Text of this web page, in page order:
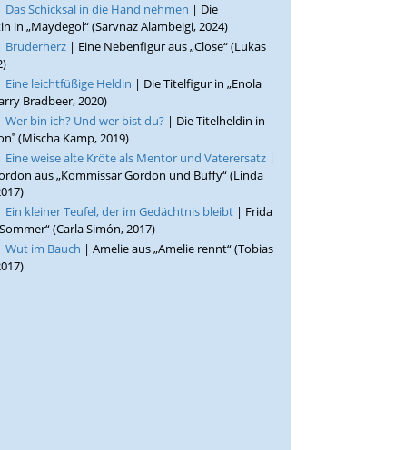
Das Schicksal in die Hand nehmen | Die
in „Maydegol“ (Sarvnaz Alambeigi, 2024)
Bruderherz | Eine Nebenfigur aus „Close“ (Lukas
Eine leichtfüßige Heldin | Die Titelfigur in „Enola
Bradbeer, 2020)
|Wer bin ich? Und wer bist du? | Die Titelheldin in
(Mischa Kamp, 2019)
Eine weise alte Kröte als Mentor und Vaterersatz |
aus „Kommissar Gordon und Buffy“ (Linda
Ein kleiner Teufel, der im Gedächtnis bleibt | Frida
(Carla Simón, 2017)
|Wut im Bauch | Amelie aus „Amelie rennt“ (Tobias